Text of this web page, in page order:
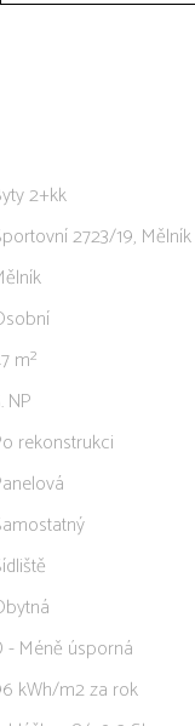
2+kk
2723/19, Mělník
m²
NP
rekonstrukci
- Méně úsporná
kWh/m2 za rok